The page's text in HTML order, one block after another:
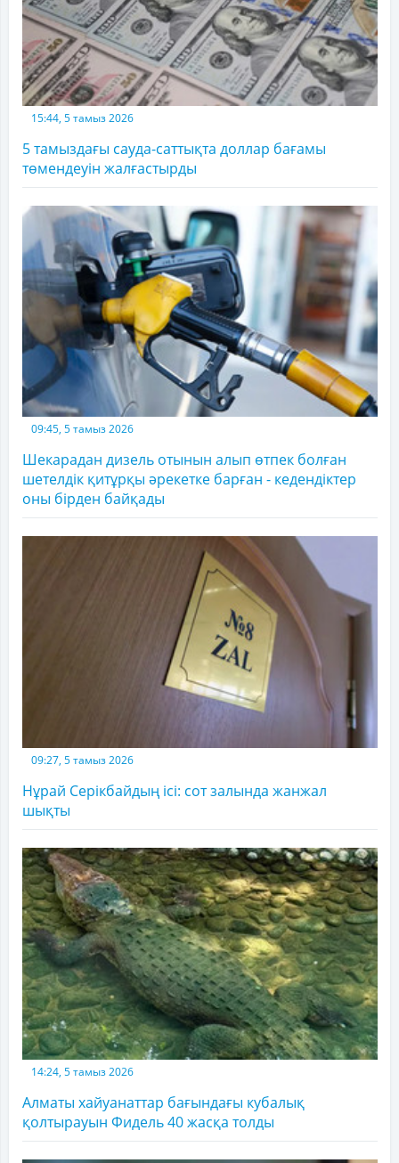
15:44, 5 тамыз 2026
5 тамыздағы сауда-саттықта доллар бағамы
төмендеуін жалғастырды
09:45, 5 тамыз 2026
Шекарадан дизель отынын алып өтпек болған
шетелдік қитұрқы әрекетке барған - кедендіктер
оны бірден байқады
09:27, 5 тамыз 2026
Нұрай Серікбайдың ісі: сот залында жанжал
шықты
14:24, 5 тамыз 2026
Алматы хайуанаттар бағындағы кубалық
қолтырауын Фидель 40 жасқа толды